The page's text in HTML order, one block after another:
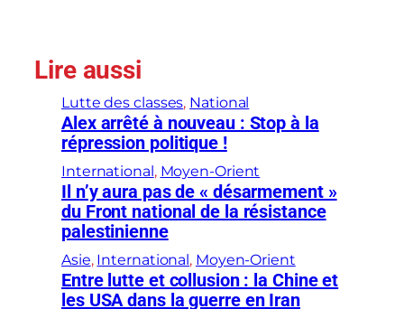
Lire aussi
Lutte des classes, National
Alex arrêté à nouveau : Stop à la
répression politique !
International, Moyen-Orient
Il n’y aura pas de « désarmement »
du Front national de la résistance
palestinienne
Asie, International, Moyen-Orient
Entre lutte et collusion : la Chine et
les USA dans la guerre en Iran